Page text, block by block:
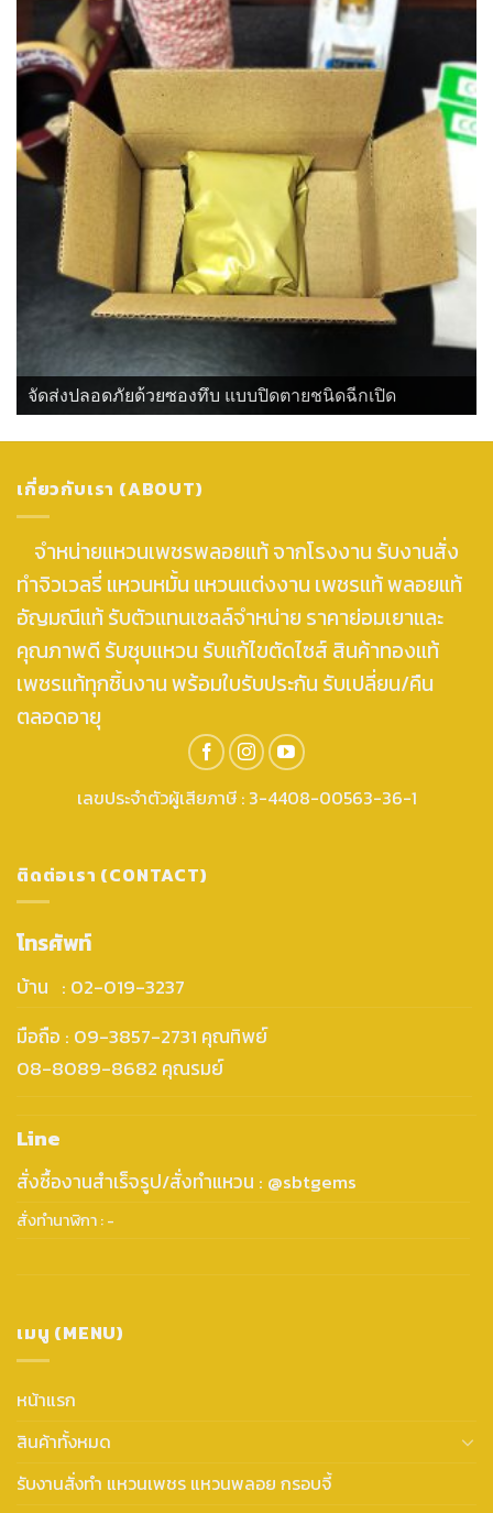
จัดส่งปลอดภัยด้วยซองทึบ แบบปิดตายชนิดฉีกเปิด
เกี่ยวกับเรา (ABOUT)
จำหน่ายแหวนเพชรพลอยแท้ จากโรงงาน รับงานสั่ง
ทำจิวเวลรี่ แหวนหมั้น แหวนแต่งงาน เพชรแท้ พลอยแท้
อัญมณีแท้ รับตัวแทนเซลล์จำหน่าย ราคาย่อมเยาและ
คุณภาพดี รับชุบแหวน รับแก้ไขตัดไซส์ สินค้าทองแท้
เพชรแท้ทุกชิ้นงาน พร้อมใบรับประกัน รับเปลี่ยน/คืน
ตลอดอายุ
เลขประจำตัวผู้เสียภาษี : 3-4408-00563-36-1
ติดต่อเรา (CONTACT)
โทรศัพท์
บ้าน : 02-019-3237
มือถือ : 09-3857-2731 คุณทิพย์
08-8089-8682 คุณรมย์
Line
สั่งซื้องานสำเร็จรูป/สั่งทำแหวน : @sbtgems
สั่งทำนาฬิกา : -
เมนู (MENU)
หน้าแรก
สินค้าทั้งหมด
รับงานสั่งทำ แหวนเพชร แหวนพลอย กรอบจี้